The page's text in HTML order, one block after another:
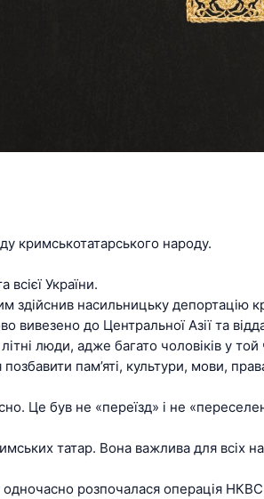
кримськотатарського народу.
всієї України.
здійснив насильницьку депортацію
до Центральної Азії та
люди, адже багато чоловіків у
пам’яті, культури, мови,
Це був не «переїзд» і не
татар. Вона важлива для всіх
розпочалася операція НКВС